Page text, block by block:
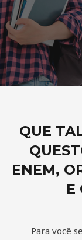
QUE
ENEM,
E
Para você